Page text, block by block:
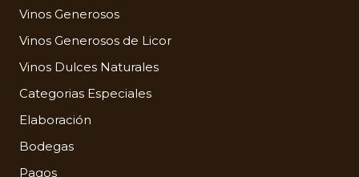
Vinos Generosos
Vinos Generosos de Licor
Vinos Dulces Naturales
Categorias Especiales
Elaboración
Bodegas
Pagos